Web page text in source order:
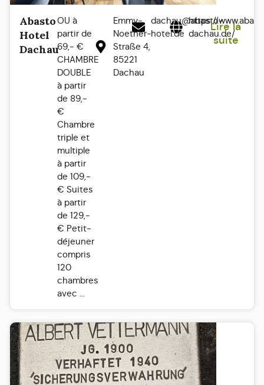
Abasto
Hotel
Dachau
OU à
partir de
69,- €
CHAMBRE
DOUBLE
à partir
de 89,-
€
Chambre
triple et
multiple
à partir
de 109,-
€ Suites
à partir
de 129,-
€ Petit-
déjeuner
compris
120
chambres
avec ...
Emmy-
Noether-
Straße 4,
85221
Dachau
dachau@abasto-
hotel.de
https://
dachau.de/
Lire la
suite